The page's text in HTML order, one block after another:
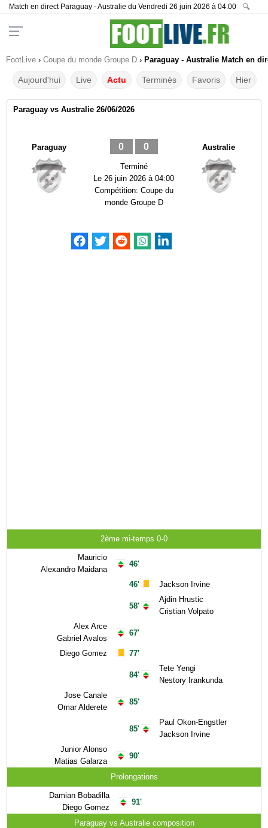
Match en direct Paraguay - Australie du Vendredi 26 juin 2026 à 04:00 🔍
FootLive › Coupe du monde Groupe D › Paraguay - Australie Match en
Aujourd'hui Live Actu Terminés Favoris Hier
Paraguay vs Australie 26/06/2026
Paraguay 0 0
Terminé
Le26 juin 2026 à 04:00
Compétition: Coupe du
monde Groupe D
Australie
2ème mi-temps 0-0
Mauricio
Alexandro Maidana
Alex Arce
Gabriel Avalos
Diego Gomez
Jose Canale
Omar Alderete
Junior Alonso
Matias Galarza
46'
46'
58'
67'
77'
84'
85'
85'
90'
Jackson Irvine
Ajdin Hrustic
Cristian Volpato
Tete Yengi
Nestory Irankunda
Paul Okon-Engstler
Jackson Irvine
Prolongations
Damian Bobadilla
Diego Gomez
91'
Paraguay vs Australie composition